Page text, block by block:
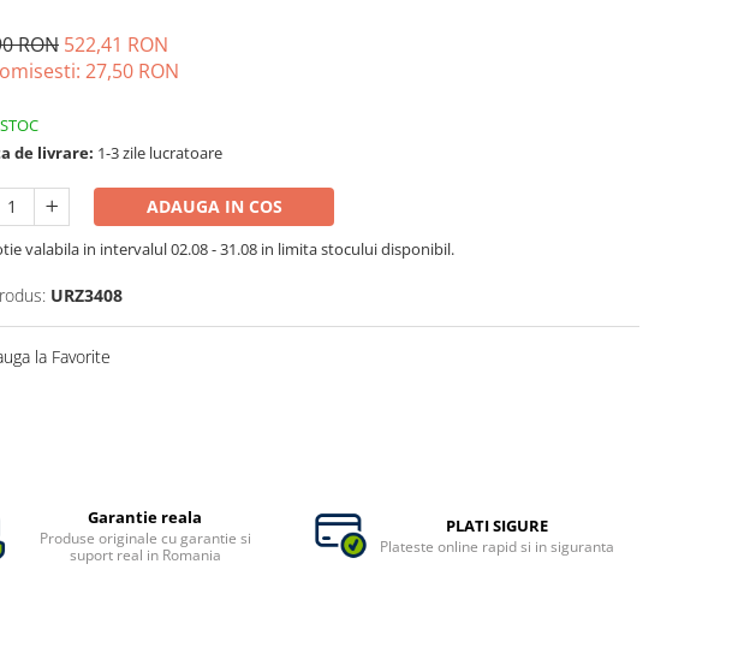
RON 522,41 RON
27,50 RON
de livrare: 1-3 zile lucratoare
ADAUGA IN COS
valabila in intervalul 02.08 - 31.08 in limita stocului disponibil.
URZ3408
la Favorite
Garantie reala
Produse originale cu garantie si
suport real in Romania
PLATI SIGURE
Plateste online rapid si in siguranta